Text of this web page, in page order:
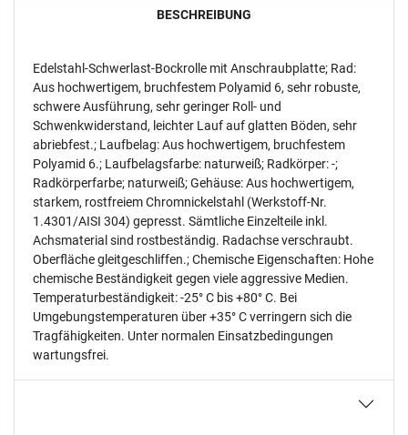
BESCHREIBUNG
Edelstahl-Schwerlast-Bockrolle mit Anschraubplatte; Rad:
Aus hochwertigem, bruchfestem Polyamid 6, sehr robuste,
schwere Ausführung, sehr geringer Roll- und
Schwenkwiderstand, leichter Lauf auf glatten Böden, sehr
abriebfest.; Laufbelag: Aus hochwertigem, bruchfestem
Polyamid 6.; Laufbelagsfarbe: naturweiß; Radkörper: -;
Radkörperfarbe; naturweiß; Gehäuse: Aus hochwertigem,
starkem, rostfreiem Chromnickelstahl (Werkstoff-Nr.
1.4301/AISI 304) gepresst. Sämtliche Einzelteile inkl.
Achsmaterial sind rostbeständig. Radachse verschraubt.
Oberfläche gleitgeschliffen.; Chemische Eigenschaften: Hohe
chemische Beständigkeit gegen viele aggressive Medien.
Temperaturbeständigkeit: -25° C bis +80° C. Bei
Umgebungstemperaturen über +35° C verringern sich die
Tragfähigkeiten. Unter normalen Einsatzbedingungen
wartungsfrei.